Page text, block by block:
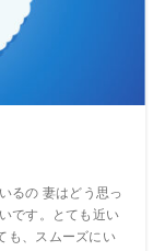
るの 妻はどう思っ
です。とても近い
も、スムーズにい